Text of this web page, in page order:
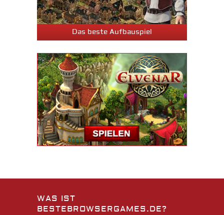
Das beste Aufbauspiel
WAS IST
BESTEBROWSERGAMES.DE?